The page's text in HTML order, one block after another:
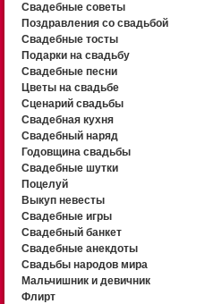
Свадебные советы
Поздравления со свадьбой
Свадебные тосты
Подарки на свадьбу
Свадебные песни
Цветы на свадьбе
Сценарий свадьбы
Свадебная кухня
Свадебный наряд
Годовщина свадьбы
Свадебные шутки
Поцелуй
Выкуп невесты
Свадебные игры
Свадебный банкет
Свадебные анекдоты
Свадьбы народов мира
Мальчишник и девичник
Флирт